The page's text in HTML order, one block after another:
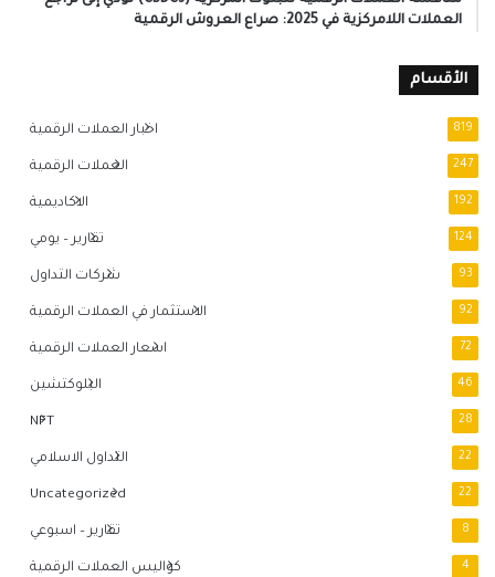
العملات اللامركزية في 2025: صراع العروش الرقمية
الأقسام
اخبار العملات الرقمية 819
العملات الرقمية 247
الاكاديمية 192
تقارير – يومي 124
شركات التداول 93
الاستثمار في العملات الرقمية 92
اسعار العملات الرقمية 72
البلوكتشين 46
NFT 28
التداول الاسلامي 22
Uncategorized 22
تقارير – اسبوعي 8
كواليس العملات الرقمية 4